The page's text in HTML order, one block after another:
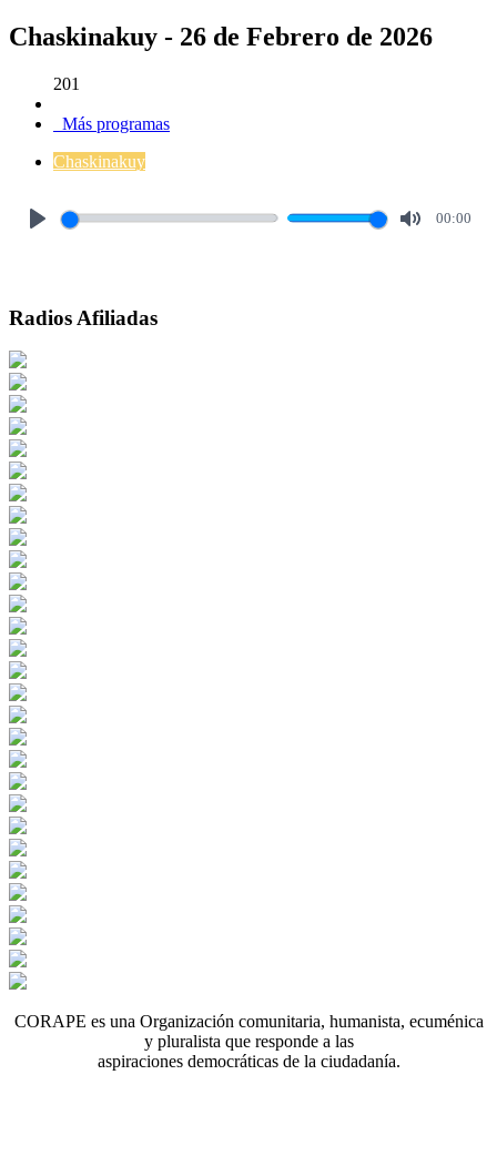
Chaskinakuy - 26 de Febrero de 2026
201
Más programas
Chaskinakuy
00:00
Radios Afiliadas
CORAPE es una Organización comunitaria, humanista, ecuménica
y pluralista que responde a las
aspiraciones democráticas de la ciudadanía.